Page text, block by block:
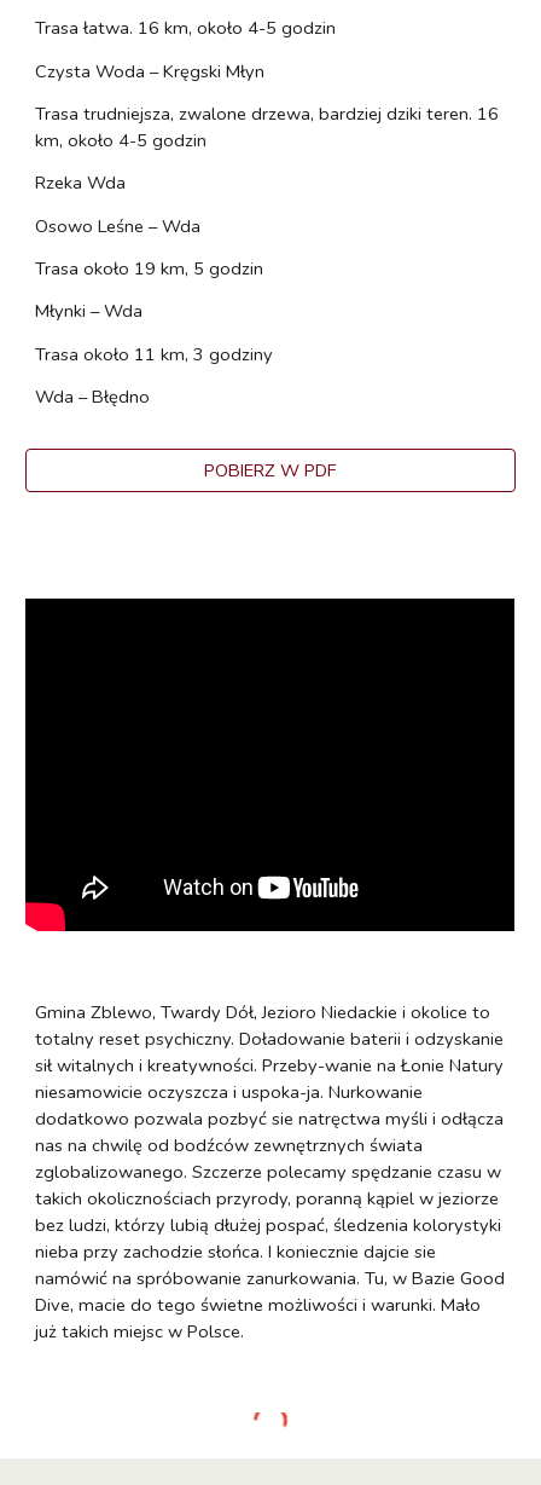
Trasa łatwa. 16 km, około 4-5 godzin
Czysta Woda – Kręgski Młyn
Trasa trudniejsza, zwalone drzewa, bardziej dziki teren. 16
km, około 4-5 godzin
Rzeka Wda
Osowo Leśne – Wda
Trasa około 19 km, 5 godzin
Młynki – Wda
Trasa około 11 km, 3 godziny
Wda – Błędno
POBIERZ W PDF
Gmina Zblewo, Twardy Dół, Jezioro Niedackie i okolice to
totalny reset psychiczny. Doładowanie baterii i odzyskanie
sił witalnych i kreatywności. Przeby-wanie na Łonie Natury
niesamowicie oczyszcza i uspoka-ja. Nurkowanie
dodatkowo pozwala pozbyć sie natręctwa myśli i odłącza
nas na chwilę od bodźców zewnętrznych świata
zglobalizowanego. Szczerze polecamy spędzanie czasu w
takich okolicznościach przyrody, poranną kąpiel w jeziorze
bez ludzi, którzy lubią dłużej pospać, śledzenia kolorystyki
nieba przy zachodzie słońca. I koniecznie dajcie sie
namówić na spróbowanie zanurkowania. Tu, w Bazie Good
Dive, macie do tego świetne możliwości i warunki. Mało
już takich miejsc w Polsce.